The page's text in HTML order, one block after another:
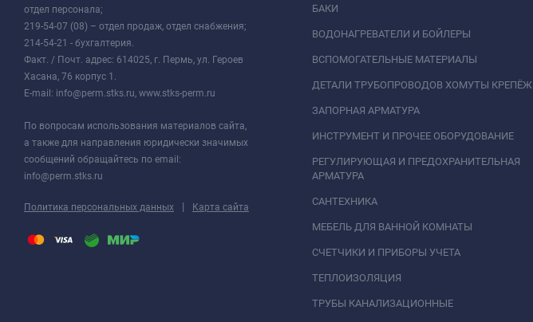
отдел персонала;
219-54-07 (08) – отдел продаж, отдел снабжения;
214-54-21 - бухгалтерия.
Факт. / Почт. адрес: 614025, г. Пермь, ул. Героев
Хасана, 76 корпус 1.
E-mail: info@perm.stks.ru, www.stks-perm.ru
По вопросам использования материалов сайта,
а также для направления юридически значимых
сообщений обращайтесь по email:
info@perm.stks.ru
Политика персональных данных | Карта сайта
БАКИ
ВОДОНАГРЕВАТЕЛИ И БОЙЛЕРЫ
ВСПОМОГАТЕЛЬНЫЕ МАТЕРИАЛЫ
ДЕТАЛИ ТРУБОПРОВОДОВ ХОМУТЫ КРЕПЁЖ
ЗАПОРНАЯ АРМАТУРА
ИНСТРУМЕНТ И ПРОЧЕЕ ОБОРУДОВАНИЕ
РЕГУЛИРУЮЩАЯ И ПРЕДОХРАНИТЕЛЬНАЯ
АРМАТУРА
САНТЕХНИКА
МЕБЕЛЬ ДЛЯ ВАННОЙ КОМНАТЫ
СЧЕТЧИКИ И ПРИБОРЫ УЧЕТА
ТЕПЛОИЗОЛЯЦИЯ
ТРУБЫ КАНАЛИЗАЦИОННЫЕ